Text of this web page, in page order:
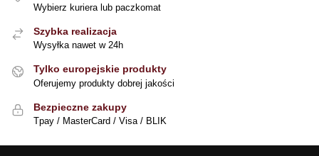
Wybierz kuriera lub paczkomat
Szybka realizacja
Wysyłka nawet w 24h
Tylko europejskie produkty
Oferujemy produkty dobrej jakości
Bezpieczne zakupy
Tpay / MasterCard / Visa / BLIK